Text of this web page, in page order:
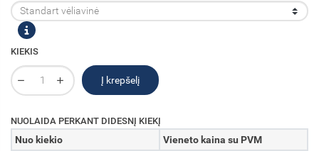
KIEKIS
Į krepšelį
NUOLAIDA PERKANT DIDESNĮ KIEKĮ
Nuo kiekio
Vieneto kaina su PVM